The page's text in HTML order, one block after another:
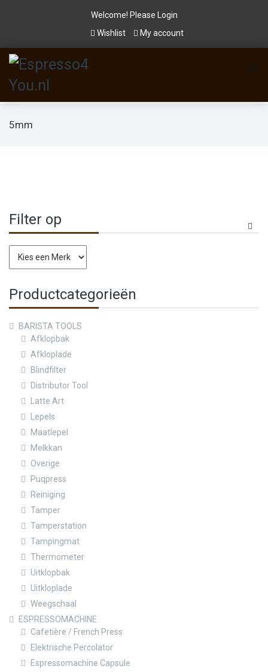
Welcome! Please
Login
Wishlist
My account
5mm
Filter op
Productcategorieën
BARISTA TOOLS
Afklopbak
Afkloplade
Blindfilter
Distributor Tool
Latte Art
Lepels
Maatlepel
Melkkan
Overige
Puqpress
Reiniging
Tamper
Tamperstation
Tampingmat
Thermometer
Uitklopbak
Uitkloplade
Weegschaal
ESPRESSOMACHINE
Cafetière / French Press
Elektrische Percolator
Espressomachine Capsule